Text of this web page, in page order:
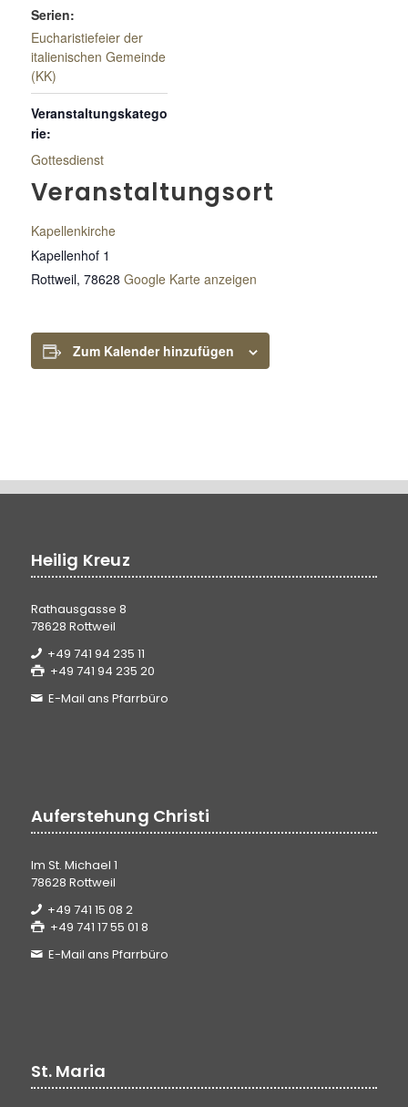
Serien:
Eucharistiefeier der
italienischen Gemeinde
(KK)
Veranstaltungskatego
rie:
Gottesdienst
Veranstaltungsort
Kapellenkirche
Kapellenhof 1
Rottweil, 78628 Google Karte anzeigen
Zum Kalender hinzufügen
Heilig Kreuz
Rathausgasse 8
78628 Rottweil
+49 741 94 235 11
+49 741 94 235 20
E-Mail ans Pfarrbüro
Auferstehung Christi
Im St. Michael 1
78628 Rottweil
+49 741 15 08 2
+49 741 17 55 01 8
E-Mail ans Pfarrbüro
St. Maria